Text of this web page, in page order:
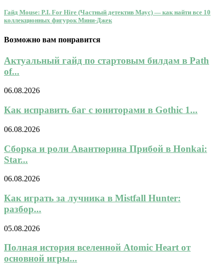
Гайд Mouse: P.I. For Hire (Частный детектив Маус) — как найти все 10
коллекционных фигурок Мини-Джек
Возможно вам понравится
Актуальный гайд по стартовым билдам в Path
of...
06.08.2026
Как исправить баг с юниторами в Gothic 1...
06.08.2026
Сборка и роли Авантюрина Прибой в Honkai:
Star...
06.08.2026
Как играть за лучника в Mistfall Hunter:
разбор...
05.08.2026
Полная история вселенной Atomic Heart от
основной игры...